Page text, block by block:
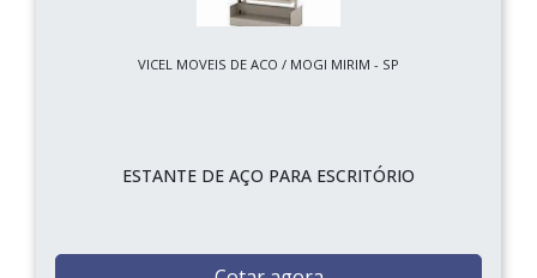
VICEL MOVEIS DE ACO / MOGI MIRIM - SP
ESTANTE DE AÇO PARA ESCRITÓRIO